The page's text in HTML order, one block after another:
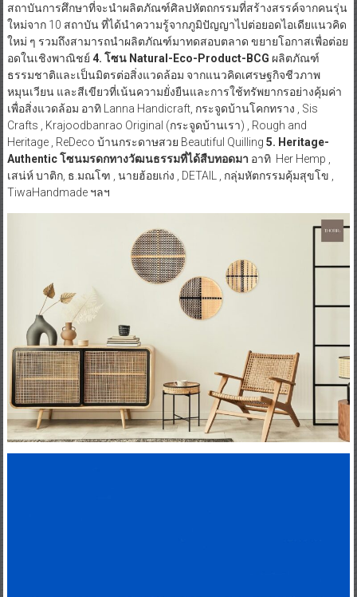
สถาบันการศึกษาที่จะนำผลิตภัณฑ์ศิลปหัตถกรรมที่สร้างสรรค์จากคนรุ่น
ใหม่จาก 10 สถาบัน ที่ได้นำความรู้จากภูมิปัญญาไปต่อยอดไอเดียแนวคิด
ใหม่ ๆ รวมถึงสามารถนำผลิตภัณฑ์มาทดสอบตลาด ขยายโอกาสเพื่อต่อย
อดในเชิงพาณิชย์ 4. โซน Natural-Eco-Product-BCG ผลิตภัณฑ์
ธรรมชาติและเป็นมิตรต่อสิ่งแวดล้อม จากแนวคิดเศรษฐกิจชีวภาพ
หมุนเวียน และสีเขียวที่เน้นความยั่งยืนและการใช้ทรัพยากรอย่างคุ้มค่า
เพื่อสิ่งแวดล้อม อาทิ Lanna Handicraft, กระจูดบ้านโคกทราง , Sis
Crafts , Krajoodbanrao Original (กระจูดบ้านเรา) , Rough and
Heritage , ReDeco บ้านกระดาษสวย Beautiful Quilling 5. Heritage-
Authentic โซนมรดกทางวัฒนธรรมที่ได้สืบทอดมา อาทิ Her Hemp ,
เสน่ห์ บาติก, ธ.มณโฑ , นายฮ้อยเก่ง , DETAIL , กลุ่มหัตกรรมคุ้มสุขโข ,
TiwaHandmade ฯลฯ